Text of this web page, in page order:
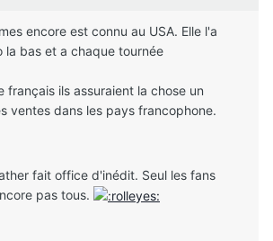
encore est connu au USA. Elle l'a
la bas et a chaque tournée
français ils assuraient la chose un
ventes dans les pays francophone.
fait office d'inédit. Seul les fans
pas tous.